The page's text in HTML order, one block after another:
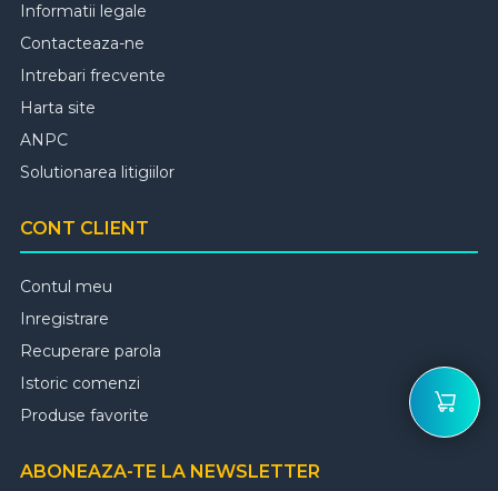
Informatii legale
Contacteaza-ne
Intrebari frecvente
Harta site
ANPC
Solutionarea litigiilor
CONT CLIENT
Contul meu
Inregistrare
Recuperare parola
Istoric comenzi
Produse favorite
ABONEAZA-TE LA NEWSLETTER